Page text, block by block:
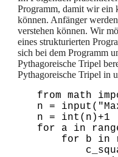
Programm, damit wir ein
können. Anfänger
verstehen können. Wir
eines strukturierten
sich bei dem Programm
Pythagoreische Tripel
Pythagoreische Tripel in
from math
n =
n = int(n)+1
for a in